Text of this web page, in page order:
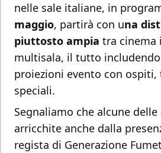
nelle sale italiane, in
maggio, partirà con una
piuttosto ampia tra cinema
multisala, il tutto
proiezioni evento con
speciali.
Segnaliamo che alcune
arricchite anche dalla
regista di Generazione